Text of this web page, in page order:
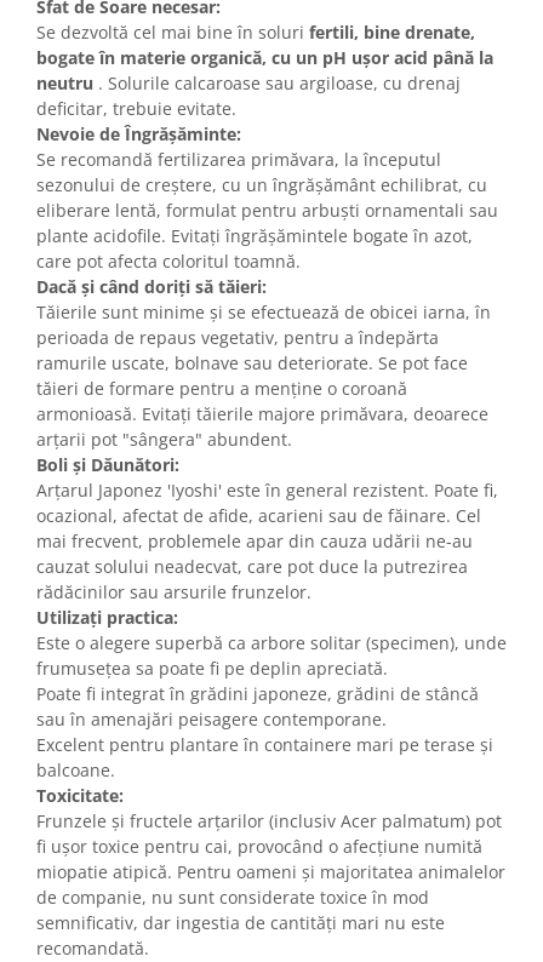
Sfat de Soare necesar:
Se dezvoltă cel mai bine în soluri fertili, bine drenate,
bogate în materie organică, cu un pH ușor acid până la
neutru . Solurile calcaroase sau argiloase, cu drenaj
deficitar, trebuie evitate.
Nevoie de Îngrășăminte:
Se recomandă fertilizarea primăvara, la începutul
sezonului de creștere, cu un îngrășământ echilibrat, cu
eliberare lentă, formulat pentru arbuști ornamentali sau
plante acidofile. Evitați îngrășămintele bogate în azot,
care pot afecta coloritul toamnă.
Dacă și când doriți să tăieri:
Tăierile sunt minime și se efectuează de obicei iarna, în
perioada de repaus vegetativ, pentru a îndepărta
ramurile uscate, bolnave sau deteriorate. Se pot face
tăieri de formare pentru a menține o coroană
armonioasă. Evitați tăierile majore primăvara, deoarece
arțarii pot "sângera" abundent.
Boli și Dăunători:
Arțarul Japonez 'Iyoshi' este în general rezistent. Poate fi,
ocazional, afectat de afide, acarieni sau de făinare. Cel
mai frecvent, problemele apar din cauza udării ne-au
cauzat solului neadecvat, care pot duce la putrezirea
rădăcinilor sau arsurile frunzelor.
Utilizați practica:
Este o alegere superbă ca arbore solitar (specimen), unde
frumusețea sa poate fi pe deplin apreciată.
Poate fi integrat în grădini japoneze, grădini de stâncă
sau în amenajări peisagere contemporane.
Excelent pentru plantare în containere mari pe terase și
balcoane.
Toxicitate:
Frunzele și fructele arțarilor (inclusiv Acer palmatum) pot
fi ușor toxice pentru cai, provocând o afecțiune numită
miopatie atipică. Pentru oameni și majoritatea animalelor
de companie, nu sunt considerate toxice în mod
semnificativ, dar ingestia de cantități mari nu este
recomandată.